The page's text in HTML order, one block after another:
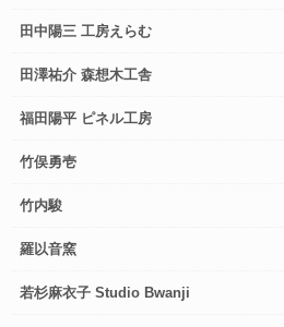
田中陽三 工房えらむ
田澤祐介 森想木工舎
福田陽平 ピネル工房
竹俣勇壱
竹内駿
羅以音窯
若杉麻衣子 Studio Bwanji